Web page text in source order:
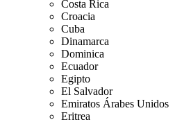
Costa Rica
Croacia
Cuba
Dinamarca
Dominica
Ecuador
Egipto
El Salvador
Emiratos Árabes Unidos
Eritrea